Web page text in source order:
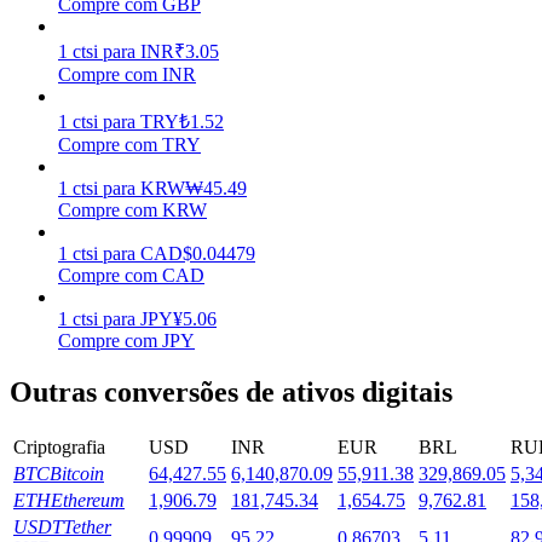
Estacamento
Altos retornos e acesso instantâneo
Launchpool
1 ctsi para INR₹3.05
Compre com INR
1 ctsi para TRY₺1.52
Compre com TRY
1 ctsi para KRW₩45.49
Compre com KRW
1 ctsi para CAD$0.04479
Compre com CAD
1 ctsi para JPY¥5.06
Compre com JPY
Outras conversões de ativos digitais
Criptografia USD INR EUR BRL
BTCBitcoin 64,427.55 6,140,870.09 55,911.38 329,869.05
ETHEthereum 1,906.79 181,745.34 1,654.75 9,762.81
USDTTether
0.99909 95.22 0.86703 5.11